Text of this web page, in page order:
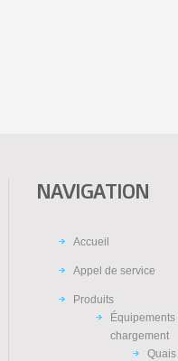
NAVIGATION
Accueil
Appel de service
Produits
Équipements
chargement